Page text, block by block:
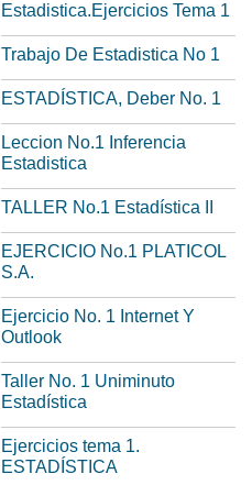
Estadistica.Ejercicios Tema 1
Trabajo De Estadistica No 1
ESTADÍSTICA, Deber No. 1
Leccion No.1 Inferencia
Estadistica
TALLER No.1 Estadística II
EJERCICIO No.1 PLATICOL
S.A.
Ejercicio No. 1 Internet Y
Outlook
Taller No. 1 Uniminuto
Estadística
Ejercicios tema 1.
ESTADÍSTICA